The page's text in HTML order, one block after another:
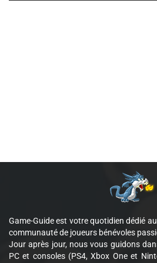
Game-Guide est votre quotidien dédié
communauté de joueurs bénévoles
Jour après jour, nous vous guidons
PC et consoles (PS4, Xbox One et